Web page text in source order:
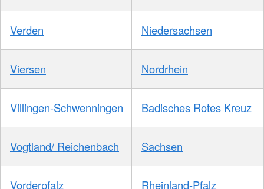
Verden Niedersachsen
Viersen Nordrhein
Villingen-Schwenningen Badisches Rotes Kreuz
Vogtland/ Reichenbach Sachsen
Vorderpfalz Rheinland-Pfalz